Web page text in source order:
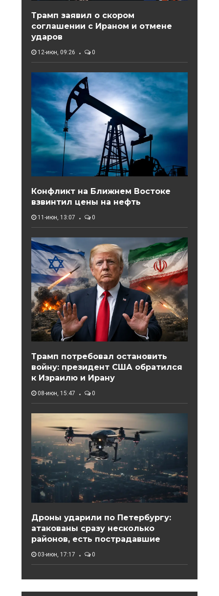
Трамп заявил о скором
соглашении с Ираном и отмене
ударов
12-июн, 09:26 0
Конфликт на Ближнем Востоке
взвинтил цены на нефть
11-июн, 13:07 0
Трамп потребовал остановить
войну: президент США обратился
к Израилю и Ирану
08-июн, 15:47 0
Дроны ударили по Петербургу:
атакованы сразу несколько
районов, есть пострадавшие
03-июн, 17:17 0